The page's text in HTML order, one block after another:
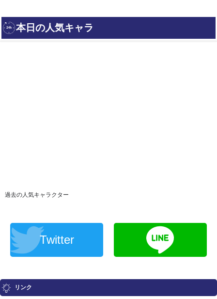
過去の人気キャラクター
Twitter
リンク